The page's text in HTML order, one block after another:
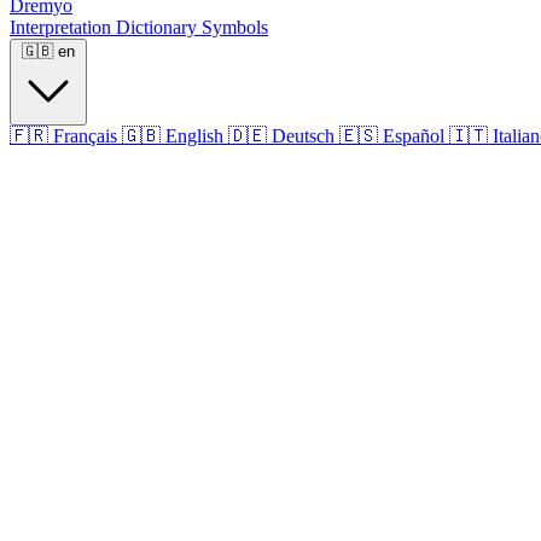
Dremyo
Interpretation Dictionary Symbols
🇬🇧 en
🇫🇷 Français 🇬🇧 English 🇩🇪 Deutsch 🇪🇸 Español 🇮🇹